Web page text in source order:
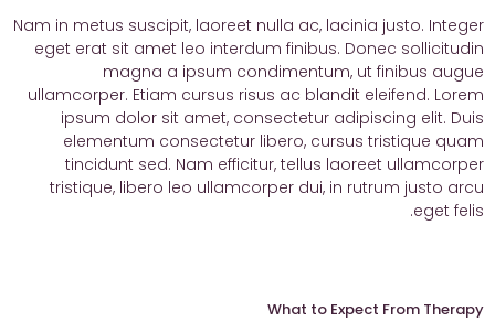
Nam in metus suscipit, laoreet nulla ac, lacinia justo. Integer
eget erat sit amet leo interdum finibus. Donec sollicitudin
magna a ipsum condimentum, ut finibus augue
ullamcorper. Etiam cursus risus ac blandit eleifend. Lorem
ipsum dolor sit amet, consectetur adipiscing elit. Duis
elementum consectetur libero, cursus tristique quam
tincidunt sed. Nam efficitur, tellus laoreet ullamcorper
tristique, libero leo ullamcorper dui, in rutrum justo arcu
eget felis.
What to Expect From Therapy